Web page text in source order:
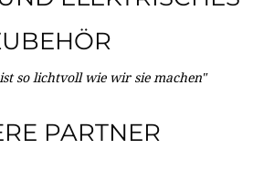
so lichtvoll wie wir sie machen"
PARTNER